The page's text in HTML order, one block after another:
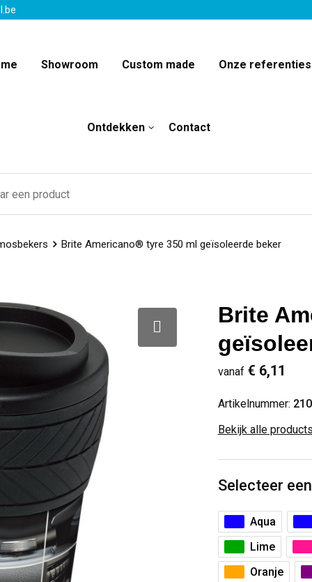
Showroom Custom made Onze referenties
Ontdekken Contact
Brite Americano® tyre 350 ml geïsoleerde beker
Brite
vanaf € 6,11
Artikelnummer:
Bekijk alle
Selecteer
Aqua
Lime
Oranje